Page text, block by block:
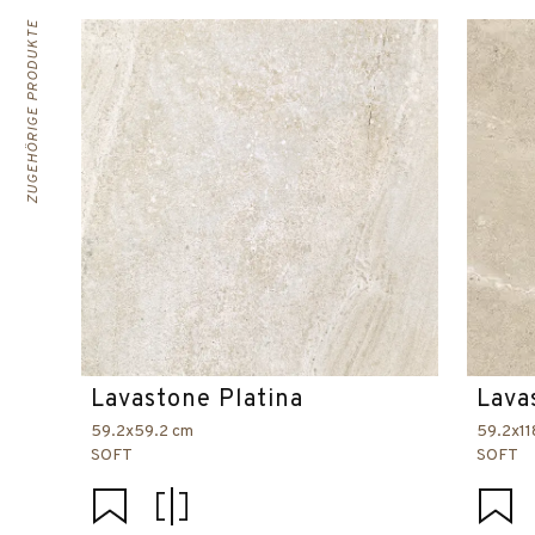
ZUGEHÖRIGE PRODUKTE
Lavastone Platina
59.2x59.2 cm
SOFT
SOFT